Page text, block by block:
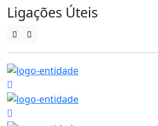
Ligações Úteis